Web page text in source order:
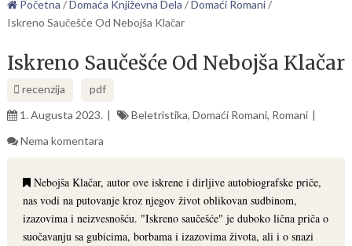
Početna /Domaća Književna Dela /Domaći Romani/
Iskreno Saučešće Od Nebojša Klačar
Iskreno Saučešće Od Nebojša Klačar
recenzija
pdf
1. Augusta 2023.
Beletristika, Domaći Romani, Romani
Nema komentara
Nebojša Klačar, autor ove iskrene i dirljive autobiografske priče,
nas vodi na putovanje kroz njegov život oblikovan sudbinom,
izazovima i neizvesnošću. "Iskreno saučešće" je duboko lična priča o
suočavanju sa gubicima, borbama i izazovima života, ali i o snazi